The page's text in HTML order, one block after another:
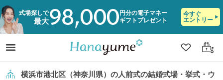
式場探しで
最大98,000 円分の電子マネー
ギフトプレゼント
今すぐ
エントリー
クリップ
ログ
横浜市港北区（神奈川県）の人前式の結婚式場・挙式・ウ